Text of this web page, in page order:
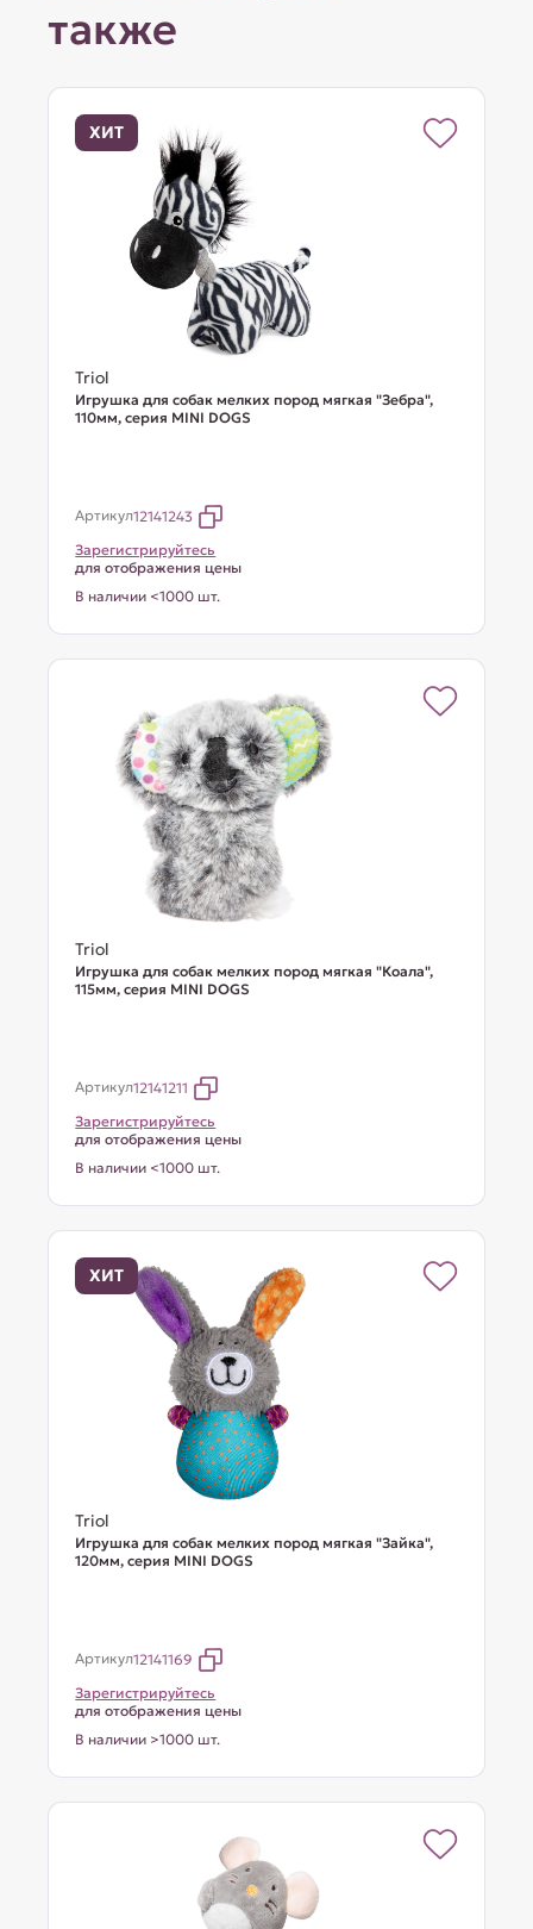
также
ХИТ
Triol
Игрушка для собак мелких пород мягкая "Зебра",
110мм, серия MINI DOGS
Артикул12141243
Зарегистрируйтесь
для отображения цены
В наличии <1000 шт.
Triol
Игрушка для собак мелких пород мягкая "Коала",
115мм, серия MINI DOGS
Артикул12141211
Зарегистрируйтесь
для отображения цены
В наличии <1000 шт.
ХИТ
Triol
Игрушка для собак мелких пород мягкая "Зайка",
120мм, серия MINI DOGS
Артикул12141169
Зарегистрируйтесь
для отображения цены
В наличии >1000 шт.